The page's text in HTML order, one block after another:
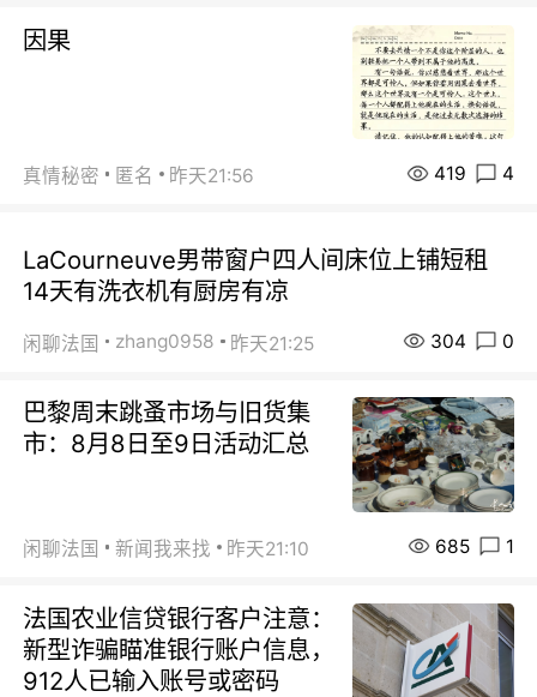
因果
真情秘密 匿名 昨天21:56 419 4
LaCourneuve男带窗户四人间床位上铺短租
14天有洗衣机有厨房有凉
闲聊法国 zhang0958 昨天21:25 304 0
巴黎周末跳蚤市场与旧货集
市：8月8日至9日活动汇总
闲聊法国 新闻我来找 昨天21:10 685 1
法国农业信贷银行客户注意：
新型诈骗瞄准银行账户信息，
912人已输入账号或密码